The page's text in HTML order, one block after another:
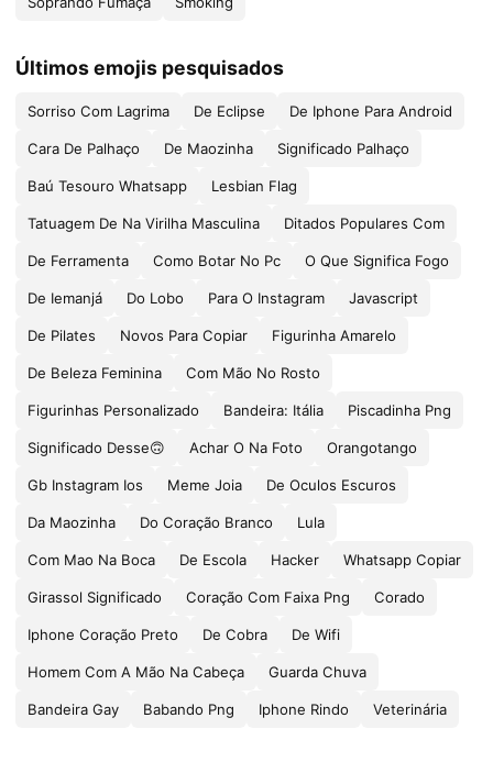
Últimos emojis pesquisados
Sorriso Com Lagrima De Eclipse De Iphone Para Android
Cara De Palhaço De Maozinha Significado Palhaço
Baú Tesouro Whatsapp Lesbian Flag
Tatuagem De Na Virilha Masculina Ditados Populares Com
De Ferramenta Como Botar No Pc O Que Significa Fogo
De Iemanjá Do Lobo Para O Instagram Javascript
De Pilates Novos Para Copiar Figurinha Amarelo
De Beleza Feminina Com Mão No Rosto
Figurinhas Personalizado Bandeira: Itália Piscadinha Png
Significado Desse🙃 Achar O Na Foto Orangotango
Gb Instagram Ios Meme Joia De Oculos Escuros
Da Maozinha Do Coração Branco Lula
Com Mao Na Boca De Escola Hacker Whatsapp Copiar
Girassol Significado Coração Com Faixa Png Corado
Iphone Coração Preto De Cobra De Wifi
Homem Com A Mão Na Cabeça Guarda Chuva
Bandeira Gay Babando Png Iphone Rindo Veterinária